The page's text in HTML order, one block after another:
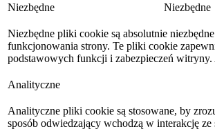
Niezbędne Niezbędne
Niezbędne pliki cookie są absolutnie
funkcjonowania strony. Te pliki cookie
podstawowych funkcji i zabezpieczeń
Analityczne
Analityczne pliki cookie są stosowane, by
sposób odwiedzający wchodzą w interakcję ze